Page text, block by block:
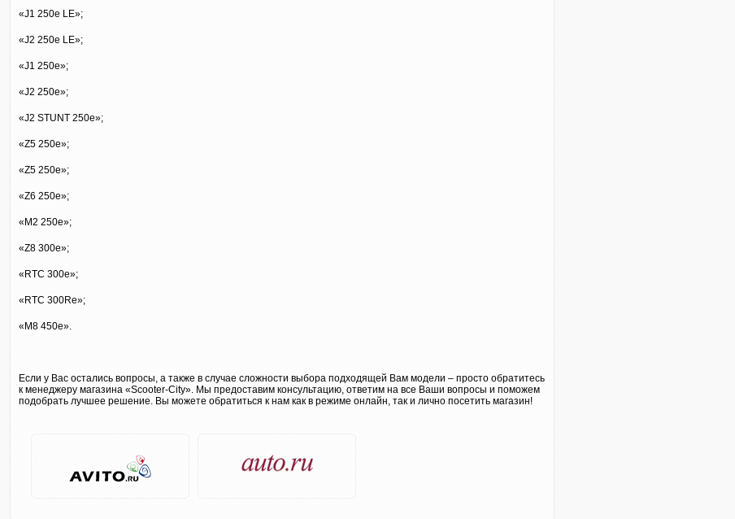
«J1 250e LE»;
«J2 250e LE»;
«J1 250e»;
«J2 250e»;
«J2 STUNT 250e»;
«Z5 250e»;
«Z5 250e»;
«Z6 250e»;
«M2 250e»;
«Z8 300e»;
«RTC 300e»;
«RTC 300Re»;
«M8 450e».
Если у Вас остались вопросы, а также в случае сложности выбора подходящей Вам модели – просто обратитесь
к менеджеру магазина «Scooter-City». Мы предоставим консультацию, ответим на все Ваши вопросы и поможем
подобрать лучшее решение. Вы можете обратиться к нам как в режиме онлайн, так и лично посетить магазин!